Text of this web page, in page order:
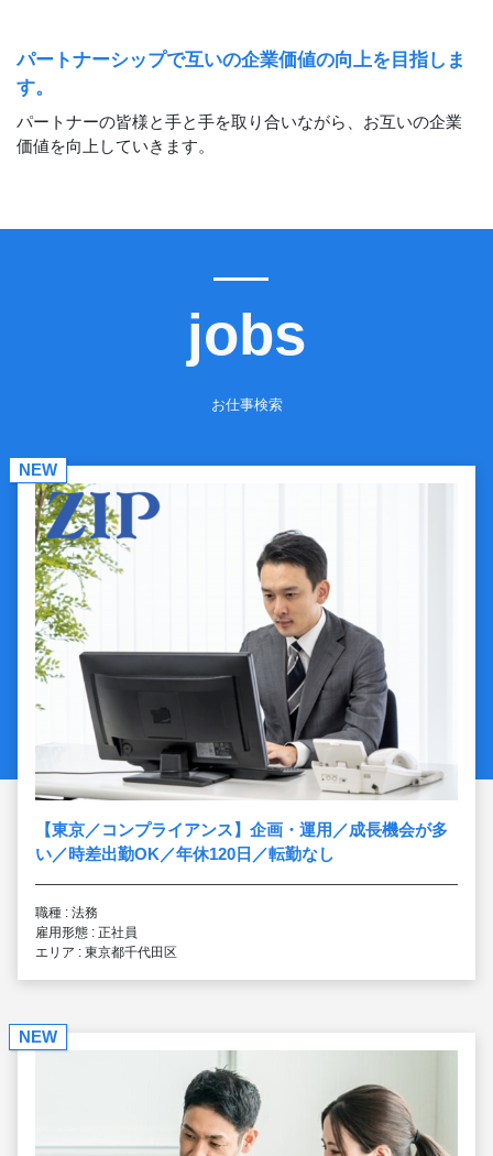
パートナーシップで互いの企業価値の向上を目指しま
す。
パートナーの皆様と手と手を取り合いながら、お互いの企業
価値を向上していきます。
jobs
お仕事検索
NEW
【東京／コンプライアンス】企画・運用／成長機会が多
い／時差出勤OK／年休120日／転勤なし
職種 : 法務
雇用形態 : 正社員
エリア : 東京都千代田区
NEW